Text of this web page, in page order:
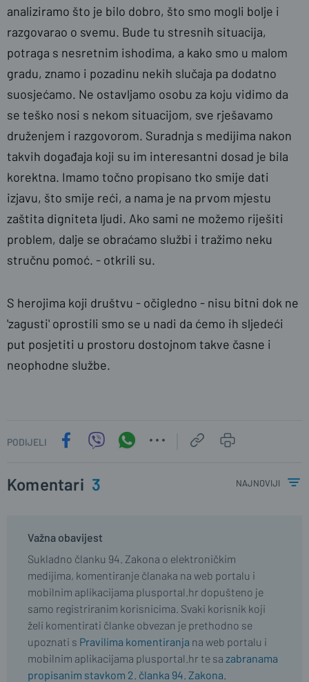
analiziramo što je bilo dobro, što smo mogli bolje i
razgovarao o svemu. Bude tu stresnih situacija,
potraga s nesretnim ishodima, a kako smo u malom
gradu, znamo i pozadinu nekih slučaja pa dodatno
suosjećamo. Ne ostavljamo osobu za koju vidimo da
se teško nosi s nekom situacijom, sve rješavamo
druženjem i razgovorom. Suradnja s medijima nakon
takvih događaja koji su im interesantni dosad je bila
korektna. Imamo točno propisano tko smije dati
izjavu, što smije reći, a nama je na prvom mjestu
zaštita digniteta ljudi. Ako sami ne možemo riješiti
problem, dalje se obraćamo službi i tražimo neku
stručnu pomoć. - otkrili su.
S herojima koji društvu - očigledno - nisu bitni dok ne
'zagusti' oprostili smo se u nadi da ćemo ih sljedeći
put posjetiti u prostoru dostojnom takve časne i
neophodne službe.
PODIJELI
Komentari 3 najnoviji
Važna obavijest
Sukladno članku 94. Zakona o elektroničkim
medijima, komentiranje članaka na web portalu i
mobilnim aplikacijama plusportal.hr dopušteno je
samo registriranim korisnicima. Svaki korisnik koji
želi komentirati članke obvezan je prethodno se
upoznati s Pravilima komentiranja na web portalu i
mobilnim aplikacijama plusportal.hr te sa zabranama
propisanim stavkom 2. članka 94. Zakona.